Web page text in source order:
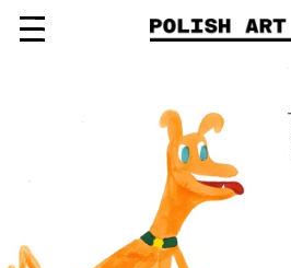
Przejdź
do